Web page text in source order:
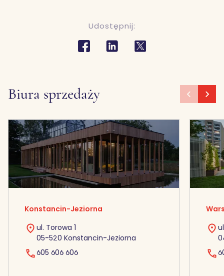
Udostępnij:
Biura sprzedaży
Konstancin-Jeziorna
ul. Torowa 1
05-520 Konstancin-Jeziorna
605 606 606